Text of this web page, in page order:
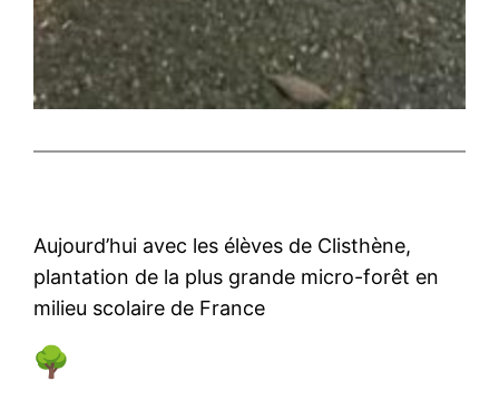
Aujourd’hui avec les élèves de Clisthène,
plantation de la plus grande micro-forêt en
milieu scolaire de France